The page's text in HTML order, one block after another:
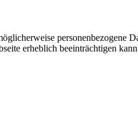
personenbezogene
erheblich beeinträchtigen